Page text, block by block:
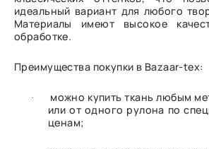
идеальный вариант для любого
Материалы имеют высокое
обработке.
Преимущества покупки в Bazaar-tex:
·
можно купить ткань любым
или от одного рулона по
ценам;